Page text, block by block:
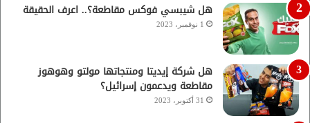
هل شيبسي فوكس مقاطعة؟.. اعرف الحقيقة
1 نوفمبر، 2023
هل شركة إيديتا ومنتجاتها مولتو وهوهوز
مقاطعة ويدعمون إسرائيل؟
31 أكتوبر، 2023